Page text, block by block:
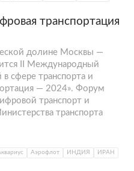
транспортация
долине Москвы —
II Международный
сфере транспорта и
— 2024». Форум
транспорт и
транспорта
Аэрофлот ИНДИЯ ИРАН